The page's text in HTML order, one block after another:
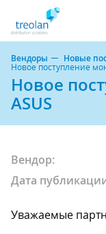
Вендоры Новые
Новое поступление
Новое
ASUS
Вендор:
Дата
Уважаемые